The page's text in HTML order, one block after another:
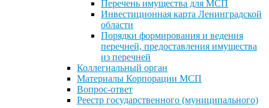
Перечень имущества для МСП
Инвестиционная карта Ленинградской
области
Порядки формирования и ведения
перечней, предоставления имущества
из перечней
Коллегиальный орган
Материалы Корпорации МСП
Вопрос-ответ
Реестр государственного (муниципального)